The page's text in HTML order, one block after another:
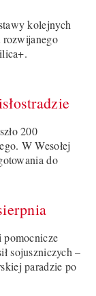
kolejnych
200
W Wesołej
do
pomocnicze
sojuszniczych –
paradzie po